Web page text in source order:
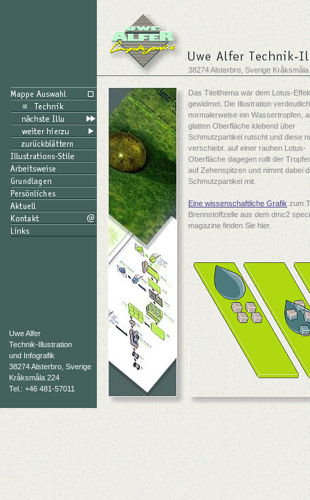
38274 Alsterbro, Sverige
Uwe Alfer
Technik-Illustration
und Infografik
38274 Alsterbro, Sverige
Kråksmåla 224
Tel.: +46 481-57011
Das Titelthema war dem Lotus-
gewidmet. Die Illustration
normalerweise ein Wassertropfen,
glatten Oberfläche klebend über
Schmutzpartikel rutscht und diese
verschiebt. auf einer rauhen Lotus-
Oberfläche dagegen rollt der
auf Zehenspitzen und nimmt dabei
Schmutzpartikel mit.
Eine wissenschaftliche Grafik zum
Brennstoffzelle aus dem dmc2
magazine finden Sie hier.